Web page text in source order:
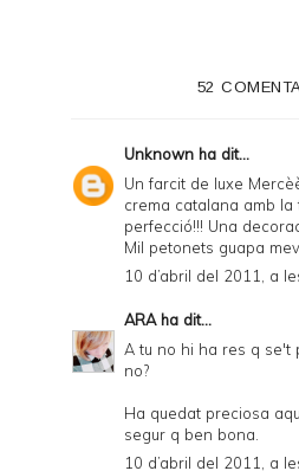
52
Unknown ha dit...
Un farcit de luxe
crema catalana amb la
perfecció!!! Una
Mil petonets guapa
10 d’abril del 2011, a
ARAha dit...
A tu no hi ha res q se't
no?
Ha quedat preciosa
segur q ben bona.
10 d’abril del 2011, a